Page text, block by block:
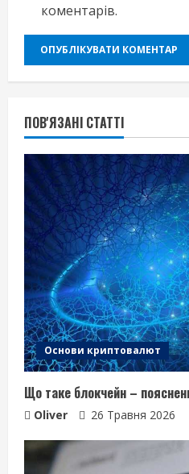
коментарів.
ПОВ'ЯЗАНІ СТАТТІ
Основи криптовалют
Що таке блокчейн –
Oliver 26 Травня 2026